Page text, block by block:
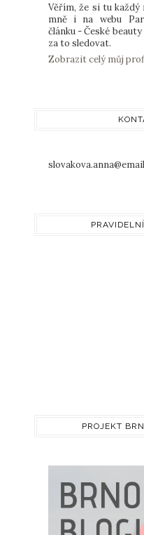
Věřím, že si tu každý
mně i na webu
článku - České
za to sledovat.
Zobrazit celý můj
PROJEKT